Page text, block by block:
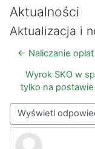
Aktualności
Aktualizacja i
← Naliczanie
Wyrok SKO w
tylko na
Sposób